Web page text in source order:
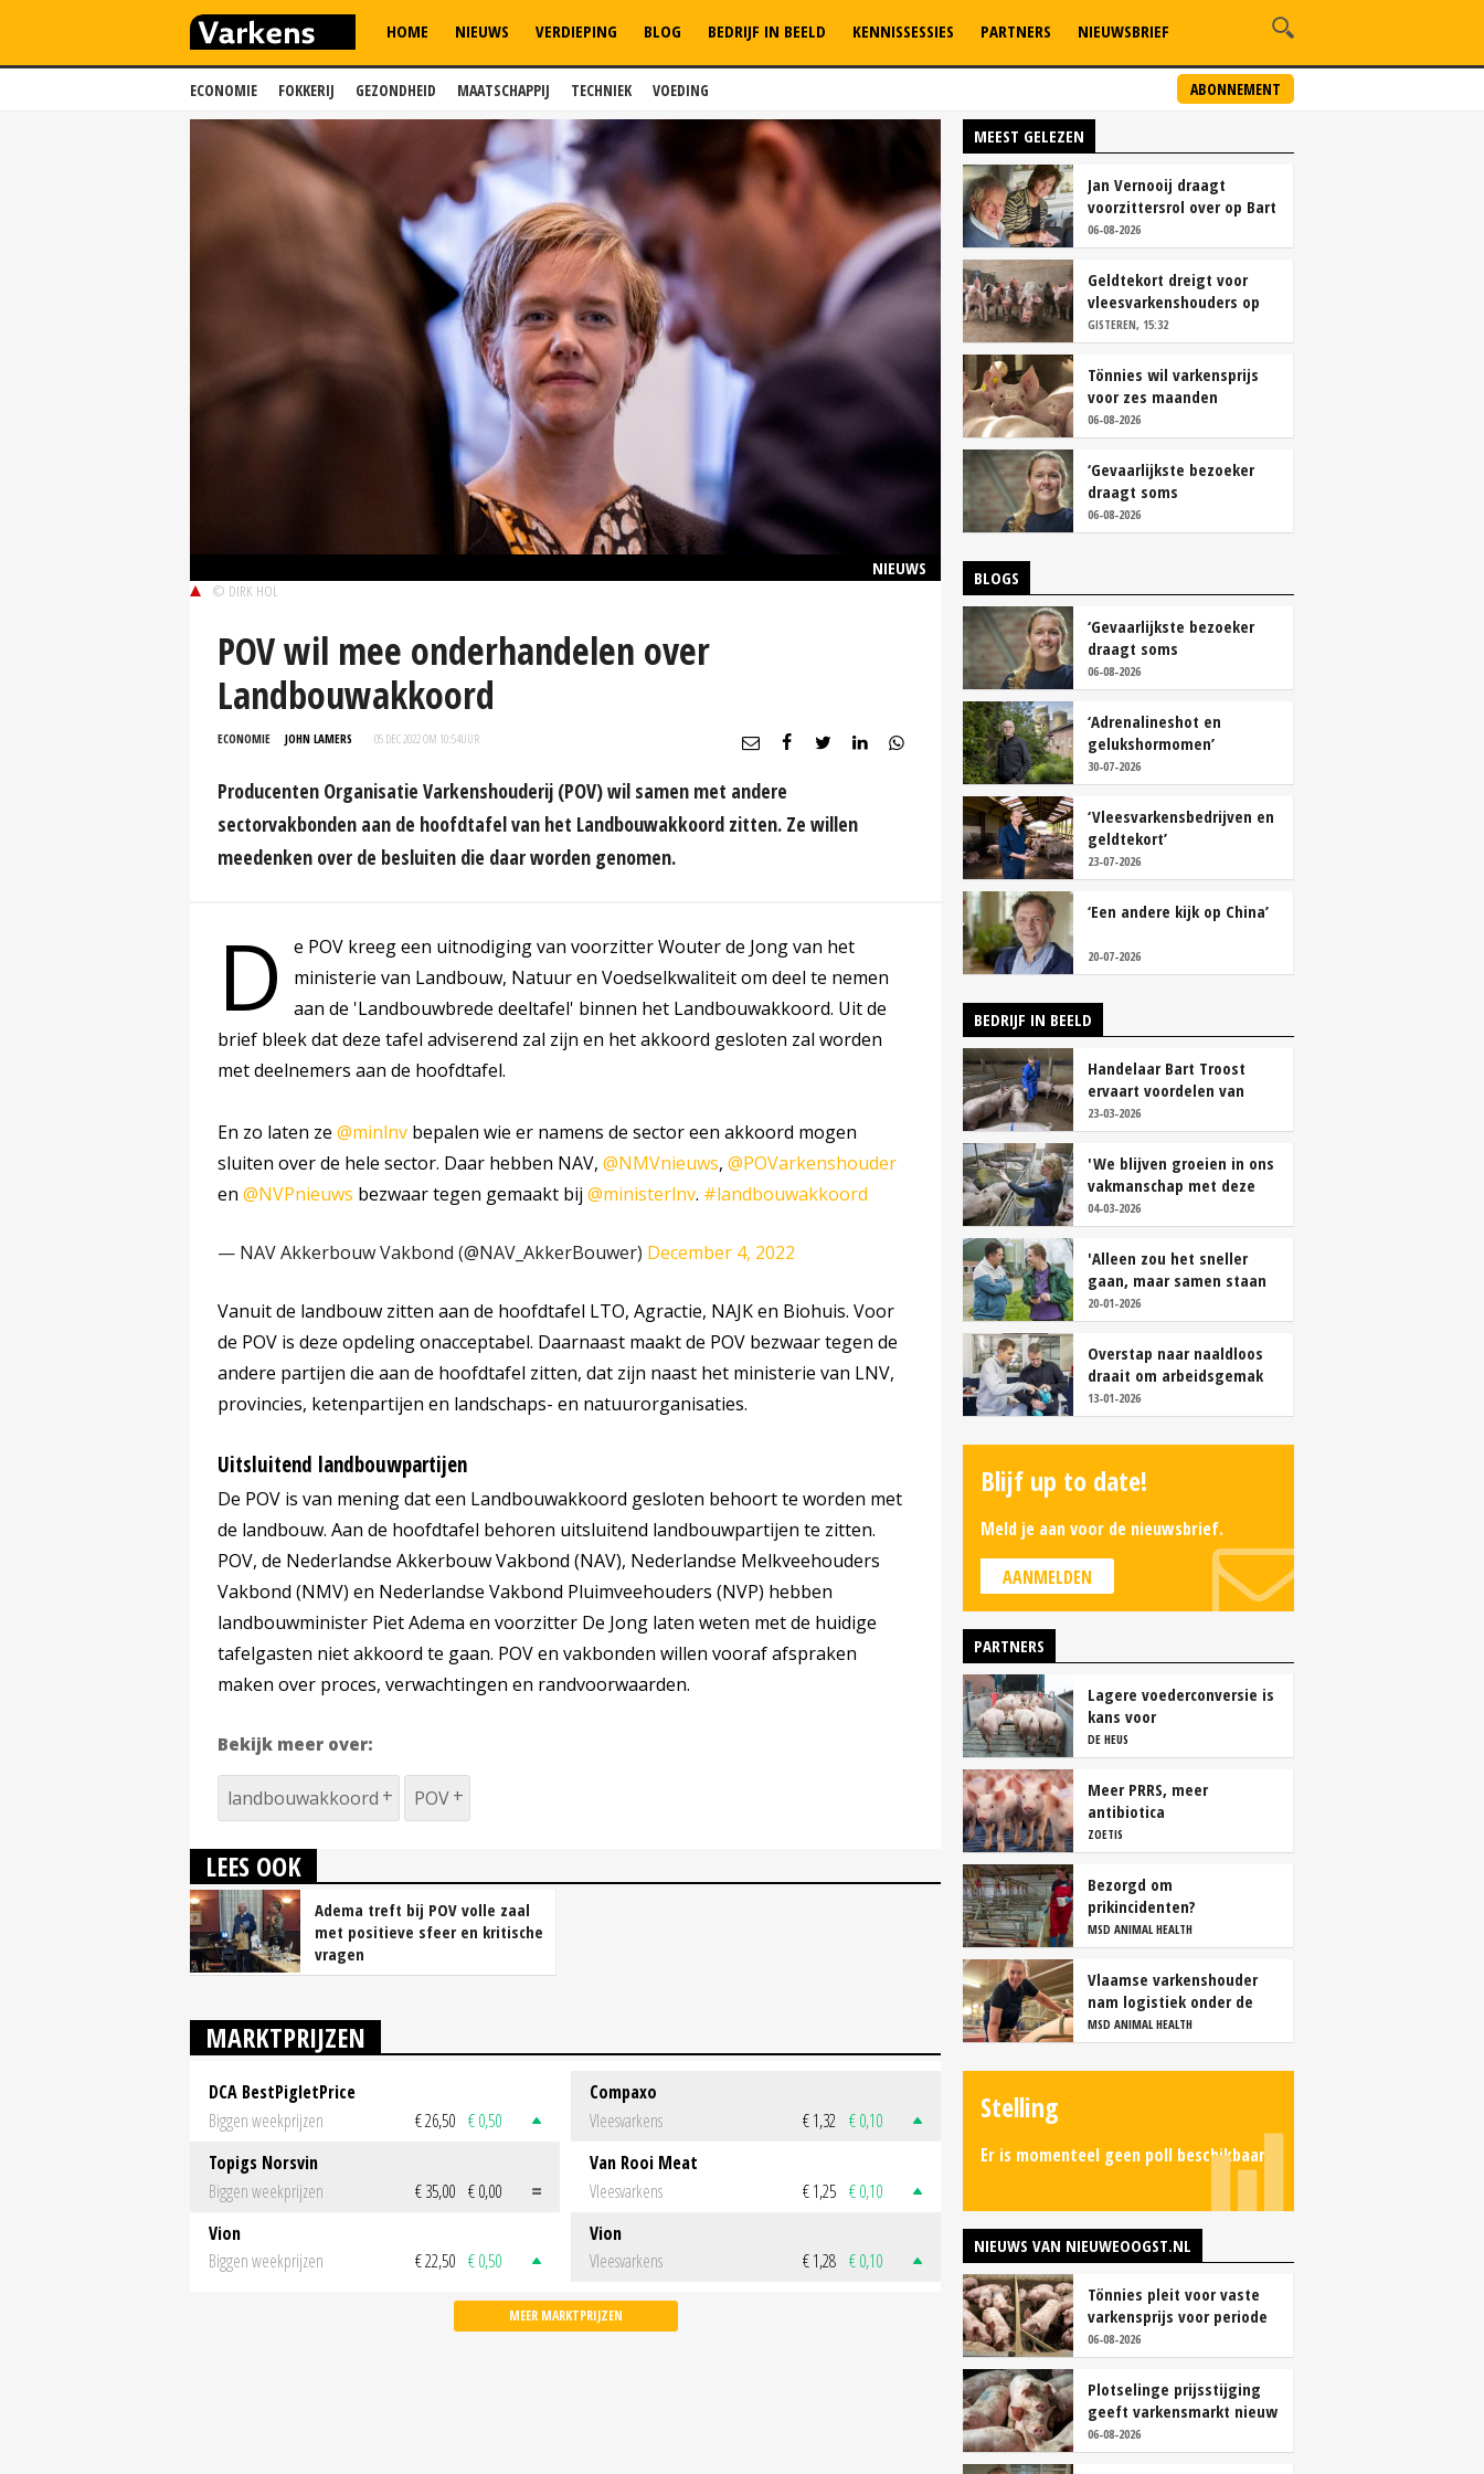
ECONOMIE FOKKERIJ GEZONDHEID MAATSCHAPPIJ TECHNIEK VOEDING ABONNEMENT
HOME NIEUWS VERDIEPING BLOG BEDRIJF IN BEELD KENNISSESSIES PARTNERS NIEUWSBRIEF
NIEUWS
© DIRK HOL
POV wil mee onderhandelen over
Landbouwakkoord
ECONOMIE JOHN LAMERS 05 DEC 2022 OM 10:54UUR
Producenten Organisatie Varkenshouderij (POV) wil samen met andere
sectorvakbonden aan de hoofdtafel van het Landbouwakkoord zitten. Ze willen
meedenken over de besluiten die daar worden genomen.
D
e POV kreeg een uitnodiging van voorzitter Wouter de Jong van het
ministerie van Landbouw, Natuur en Voedselkwaliteit om deel te nemen
aan de 'Landbouwbrede deeltafel' binnen het Landbouwakkoord. Uit de
brief bleek dat deze tafel adviserend zal zijn en het akkoord gesloten zal worden
met deelnemers aan de hoofdtafel.
En zo laten ze @minlnv bepalen wie er namens de sector een akkoord mogen
sluiten over de hele sector. Daar hebben NAV, @NMVnieuws, @POVarkenshouder
en @NVPnieuws bezwaar tegen gemaakt bij @ministerlnv. #landbouwakkoord
— NAV Akkerbouw Vakbond (@NAV_AkkerBouwer) December 4, 2022
Vanuit de landbouw zitten aan de hoofdtafel LTO, Agractie, NAJK en Biohuis. Voor
de POV is deze opdeling onacceptabel. Daarnaast maakt de POV bezwaar tegen de
andere partijen die aan de hoofdtafel zitten, dat zijn naast het ministerie van LNV,
provincies, ketenpartijen en landschaps- en natuurorganisaties.
Uitsluitend landbouwpartijen
De POV is van mening dat een Landbouwakkoord gesloten behoort te worden met
de landbouw. Aan de hoofdtafel behoren uitsluitend landbouwpartijen te zitten.
POV, de Nederlandse Akkerbouw Vakbond (NAV), Nederlandse Melkveehouders
Vakbond (NMV) en Nederlandse Vakbond Pluimveehouders (NVP) hebben
landbouwminister Piet Adema en voorzitter De Jong laten weten met de huidige
tafelgasten niet akkoord te gaan. POV en vakbonden willen vooraf afspraken
maken over proces, verwachtingen en randvoorwaarden.
Bekijk meer over:
landbouwakkoord POV
LEES OOK
Adema treft bij POV volle zaal
met positieve sfeer en kritische
vragen
MARKTPRIJZEN
DCA BestPigletPrice
Biggen weekprijzen
€ 26,50 € 0,50
Topigs Norsvin
Biggen weekprijzen
€ 35,00 € 0,00
Vion
Biggen weekprijzen
€ 22,50 € 0,50
Compaxo
Vleesvarkens
€ 1,32 € 0,10
Van Rooi Meat
Vleesvarkens
€ 1,25 € 0,10
Vion
Vleesvarkens
€ 1,28 € 0,10
MEER MARKTPRIJZEN
MEEST GELEZEN
Jan Vernooij draagt
voorzittersrol over op Bart
Camps
06-08-2026
Geldtekort dreigt voor
vleesvarkenshouders op
vrije markt
GISTEREN, 15:32
Tönnies wil varkensprijs
voor zes maanden
vastleggen
06-08-2026
‘Gevaarlijkste bezoeker
draagt soms
overschoenen’
06-08-2026
BLOGS
‘Gevaarlijkste bezoeker
draagt soms
overschoenen’
06-08-2026
‘Adrenalineshot en
gelukshormomen’
30-07-2026
‘Vleesvarkensbedrijven en
geldtekort’
23-07-2026
‘Een andere kijk op China’
20-07-2026
BEDRIJF IN BEELD
Handelaar Bart Troost
ervaart voordelen van
coöperatieve voerfusie
23-03-2026
'We blijven groeien in ons
vakmanschap met deze
teamaanpak'
04-03-2026
'Alleen zou het sneller
gaan, maar samen staan
we stukken sterker'
20-01-2026
Overstap naar naaldloos
draait om arbeidsgemak
en diervriendelijkheid
13-01-2026
Blijf up to date!
Meld je aan voor de nieuwsbrief.
AANMELDEN
PARTNERS
Lagere voederconversie is
kans voor
vleesvarkenshouders
DE HEUS
Meer PRRS, meer
antibiotica
ZOETIS
Bezorgd om
prikincidenten?
MSD ANIMAL HEALTH
Vlaamse varkenshouder
nam logistiek onder de
loep en spaart personeel
MSD ANIMAL HEALTH
Stelling
Er is momenteel geen poll beschikbaar.
NIEUWS VAN NIEUWEOOGST.NL
Tönnies pleit voor vaste
varkensprijs voor periode
van zes maanden
06-08-2026
Plotselinge prijsstijging
geeft varkensmarkt nieuw
perspectief
06-08-2026